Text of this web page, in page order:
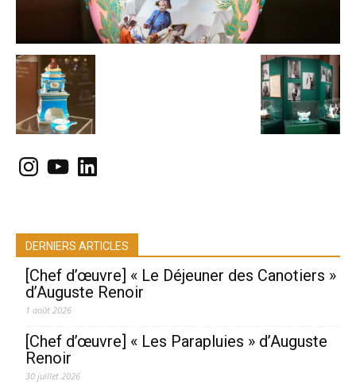
Instagram
YouTubeLinkedIn
DERNIERS ARTICLES
[Chef d’œuvre] « Le Déjeuner des Canotiers »
d’Auguste Renoir
1 août 2026
[Chef d’œuvre] « Les Parapluies » d’Auguste
Renoir
30 juillet 2026